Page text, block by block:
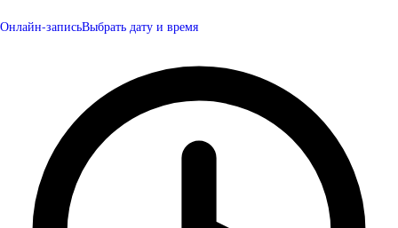
Онлайн-записьВыбрать дату и время